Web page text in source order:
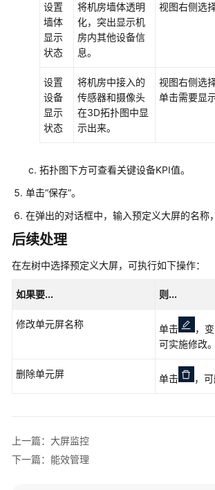
理
运
管
理
系
FAQs
见
问
题
品
语
档
通
用
设置
墙体
显示
状态
将机房墙体透明
化，突出显示机
房内其他设备信
息。
视图右侧选
设置
设备
显示
状态
将机房中接入的
传感器和摄像头
在3D拓扑图中显
示出来。
视图右侧选
单击需要显
拓扑图下方可查看关键设备KPI值。
单击“保存”。
在弹出的对话框中，输入预定义大屏的名称
后续处理
在左树中选择预定义大屏，可执行如下操作：
如果要... 则...
修改单元屏名称 单击
，
可实施修改。
删除单元屏 单击 ，
上一篇：大屏监控
下一篇：能效管理